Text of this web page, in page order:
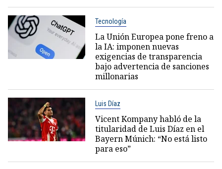
Tecnología
La Unión Europea pone freno a
la IA: imponen nuevas
exigencias de transparencia
bajo advertencia de sanciones
millonarias
Luis Díaz
Vicent Kompany habló de la
titularidad de Luis Díaz en el
Bayern Múnich: “No está listo
para eso”